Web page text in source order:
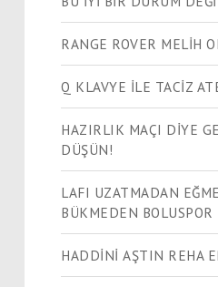
RANGE ROVER MELİH
Q KLAVYE İLE TACİZ
HAZIRLIK MAÇI DİYE
DÜŞÜN!
LAFI UZATMADAN
BÜKMEDEN BOLUSPOR
HADDİNİ AŞTIN REHA